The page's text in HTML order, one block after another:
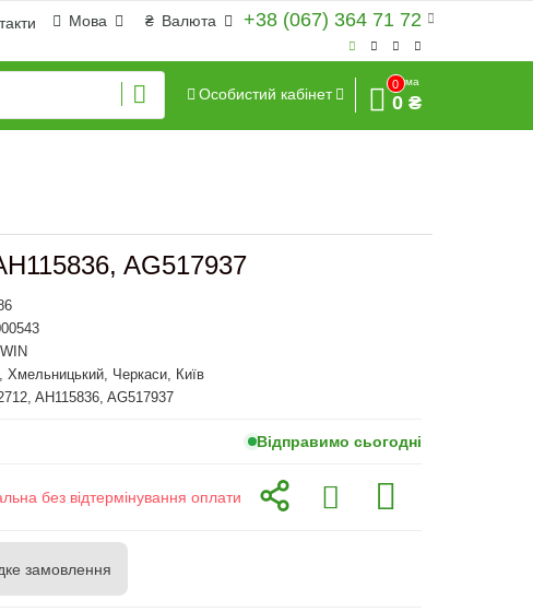
+38 (067) 364 71 72
₴ Валюта
Мова
Особистий кабінет
0
Сума
0 ₴
AG517937
Хмельницький, Черкаси, Київ
AH115836, AG517937
Відправимо сьогодні
без відтермінування оплати
замовлення